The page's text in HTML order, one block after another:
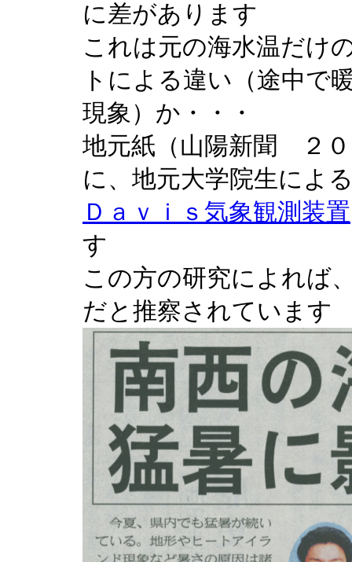
に差があります
これは元の海水温だけ
トによる違い（途中で
現象）か・・・
地元紙（山陽新聞 ２０
に、地元大学院生によ
Ｄａｖｉｓ気象観測装置
す
この方の研究によれば
だと推察されています